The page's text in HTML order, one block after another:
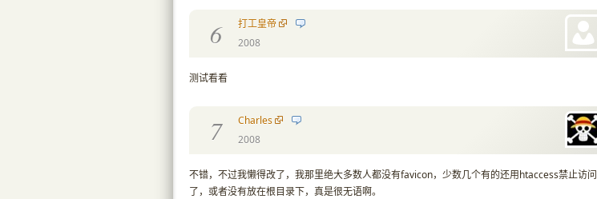
6
打工皇帝
2008
测试看看
7
Charles
2008
不错，不过我懒得改了，我那里绝大多数人都没有favicon，少数几个有的还用htaccess禁止访问
了，或者没有放在根目录下，真是很无语啊。